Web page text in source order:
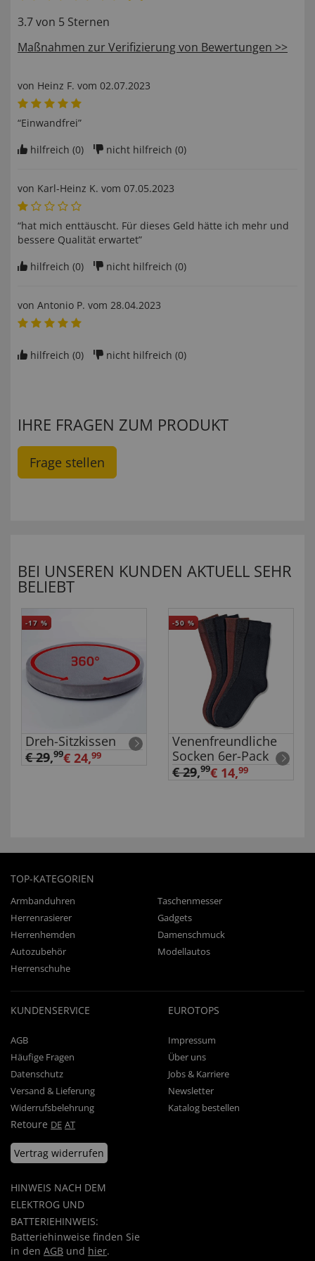
3.7 von 5 Sternen
Maßnahmen zur Verifizierung von Bewertungen >>
von Heinz F. vom 02.07.2023
“Einwandfrei”
hilfreich (0) nicht hilfreich (0)
von Karl-Heinz K. vom 07.05.2023
“hat mich enttäuscht. Für dieses Geld hätte ich mehr und
bessere Qualität erwartet”
hilfreich (0) nicht hilfreich (0)
von Antonio P. vom 28.04.2023
hilfreich (0) nicht hilfreich (0)
IHRE FRAGEN ZUM PRODUKT
Frage stellen
BEI UNSEREN KUNDEN AKTUELL SEHR
BELIEBT
-17 %
Dreh-Sitzkissen
€ 29,99€ 24,99
-50 %
Venenfreundliche
Socken 6er-Pack
€ 29,99€ 14,99
TOP-KATEGORIEN
Armbanduhren
Taschenmesser
Herrenrasierer
Gadgets
Herrenhemden
Damenschmuck
Autozubehör
Modellautos
Herrenschuhe
KUNDENSERVICE
AGB
Häufige Fragen
Datenschutz
Versand & Lieferung
Widerrufsbelehrung
Retoure DE AT
Vertrag widerrufen
HINWEIS NACH DEM
ELEKTROG UND
BATTERIEHINWEIS:
Batteriehinweise finden Sie
in den AGB und hier.
EUROTOPS
Impressum
Über uns
Jobs & Karriere
Newsletter
Katalog bestellen